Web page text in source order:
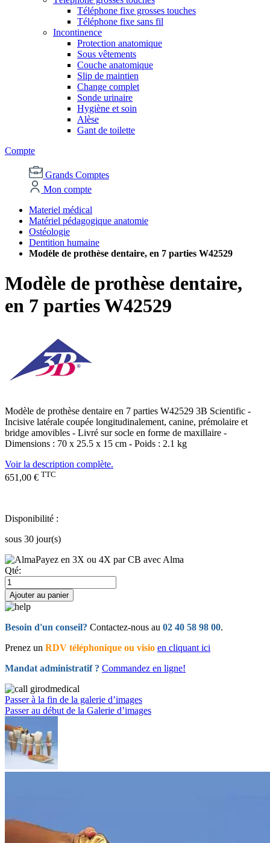
Téléphone fixe grosses touches
Téléphone fixe sans fil
Incontinence
Protection anatomique
Sous vêtements
Couche anatomique
Slip de maintien
Change complet
Sonde urinaire
Hygiène et soin
Alèse
Gant de toilette
Compte
Grands Comptes
Mon compte
Materiel médical
Matériel pédagogique anatomie
Ostéologie
Dentition humaine
Modèle de prothèse dentaire, en 7 parties W42529
Modèle de prothèse dentaire,
en 7 parties W42529
Modèle de prothèse dentaire en 7 parties W42529 3B Scientific -
Incisive latérale coupée longitudinalement, canine, prémolaire et
bridge amovibles - Livré sur socle en forme de maxillaire -
Dimensions : 70 x 25.5 x 15 cm - Poids : 2.1 kg
Voir la description complète.
651,00 € TTC
Disponibilité :
sous 30 jour(s)
Payez en 3X ou 4X par CB avec Alma
Qté:
Ajouter au panier
Besoin d'un conseil? Contactez-nous au 02 40 58 98 00.
Prenez un RDV téléphonique ou visio en cliquant ici
Mandat administratif ? Commandez en ligne!
Passer à la fin de la galerie d’images
Passer au début de la Galerie d’images